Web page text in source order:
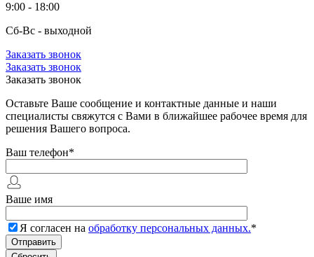
9:00 - 18:00
Сб-Вс - выходной
Заказать звонок
Заказать звонок
Заказать звонок
Оставьте Ваше сообщение и контактные данные и наши
специалисты свяжутся с Вами в ближайшее рабочее время для
решения Вашего вопроса.
Ваш телефон*
Ваше имя
Я согласен на обработку персональных данных.*